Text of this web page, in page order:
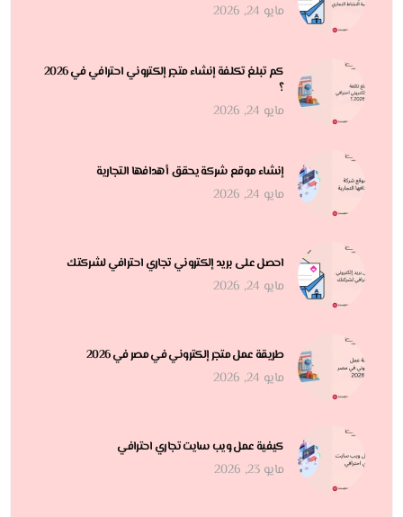
مايو 24, 2026
كم تبلغ تكلفة إنشاء متجر إلكتروني احترافي في 2026
؟
مايو 24, 2026
إنشاء موقع شركة يحقق أهدافها التجارية
مايو 24, 2026
احصل على بريد إلكتروني تجاري احترافي لشركتك
مايو 24, 2026
طريقة عمل متجر إلكتروني في مصر في 2026
مايو 24, 2026
كيفية عمل ويب سايت تجاري احترافي
مايو 23, 2026